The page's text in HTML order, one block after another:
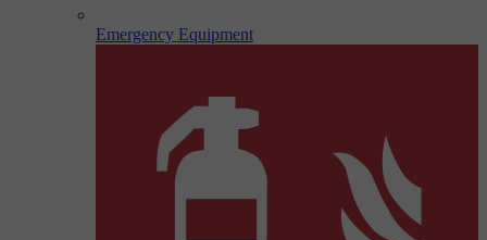
Emergency Equipment